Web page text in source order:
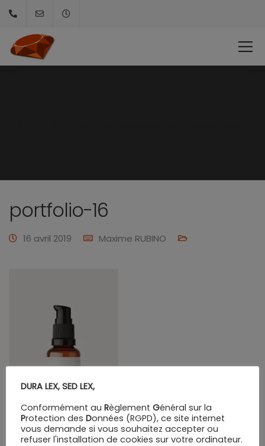
portfolio-16
16 avril 2019 Maxime RUBINO
DURA LEX, SED LEX,
Conformément au Règlement Général sur la
Protection des Données (RGPD), ce site internet
vous demande si vous souhaitez accepter ou
refuser l'installation de cookies sur votre ordinateur.